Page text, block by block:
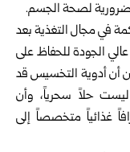
الضرورية لصحة الجسم.
في مجال التغذية بعد
عالي الجودة للحفاظ على
أن أدوية التخسيس قد
حلاً سحرياً، وأن
غذائياً متخصصاً إلى